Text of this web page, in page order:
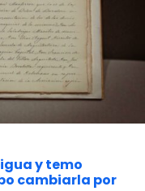
y temo
cambiarla por